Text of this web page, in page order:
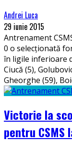
Andrei Luca
29 iunie 2015
Antrenament
0 o selecționată
în ligile inferioare
Ciucă (5),
Gheorghe (59),
Victorie la
pentru CSMS